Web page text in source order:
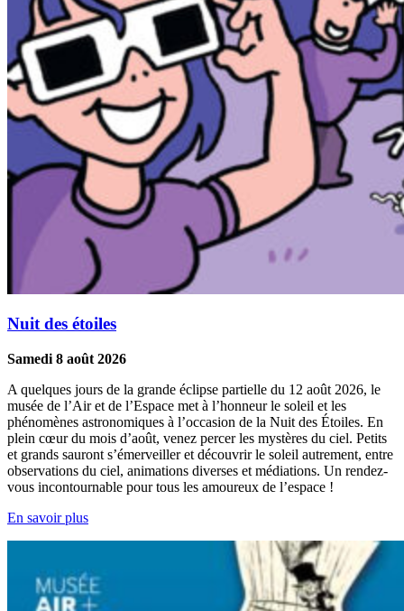
Nuit des étoiles
Samedi 8 août 2026
A quelques jours de la grande éclipse partielle du 12 août 2026, le
musée de l’Air et de l’Espace met à l’honneur le soleil et les
phénomènes astronomiques à l’occasion de la Nuit des Étoiles. En
plein cœur du mois d’août, venez percer les mystères du ciel. Petits
et grands sauront s’émerveiller et découvrir le soleil autrement, entre
observations du ciel, animations diverses et médiations. Un rendez-
vous incontournable pour tous les amoureux de l’espace !
En savoir plus